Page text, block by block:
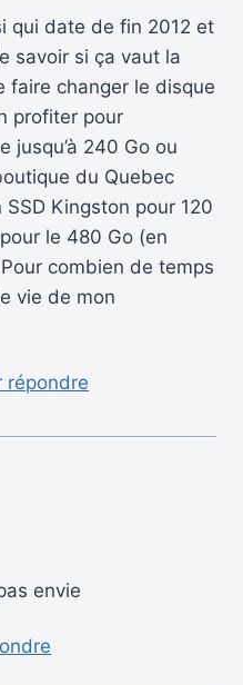
qui date de fin 2012 et
savoir si ça vaut la
faire changer le disque
profiter pour
jusqu’à 240 Go ou
du Quebec
SSD Kingston pour 120
le 480 Go (en
combien de temps
vie de mon
répondre
envie